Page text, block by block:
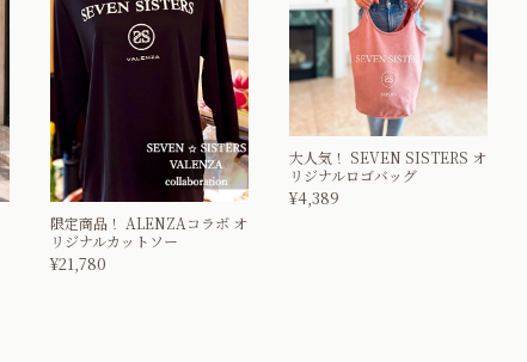
限定商品！ ALENZAコラボ オ
リジナルカットソー
¥21,780
大人気！ SEVEN SISTERS オ
リジナルロゴバッグ
¥4,389